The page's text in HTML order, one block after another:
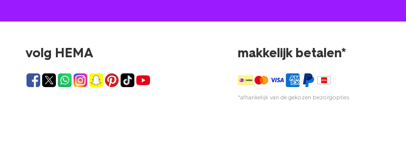
volg HEMA makkelijk betalen*
*afhankelijk van de gekozen bezorgopties